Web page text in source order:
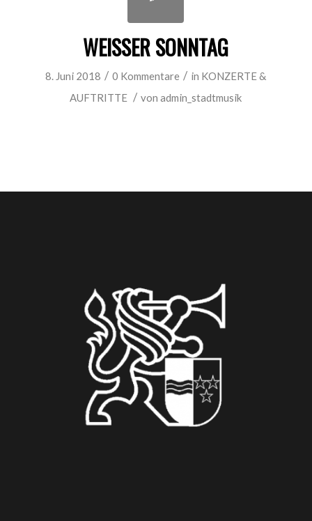
WEISSER SONNTAG
8. Juni 2018 / 0 Kommentare / in KONZERTE &
AUFTRITTE / vonadmin_stadtmusik